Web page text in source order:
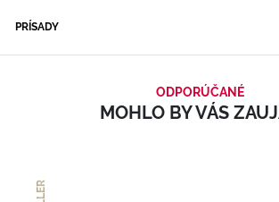
PRÍSADY
ODPORÚČANÉ
MOHLO BY VÁS